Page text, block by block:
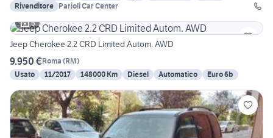
Rivenditore Parioli Car Center
6
Jeep Cherokee 2.2 CRD Limited Autom. AWD
9.950 €Roma (RM)
Usato
11/2017 148000 Km Diesel Automatico Euro 6b